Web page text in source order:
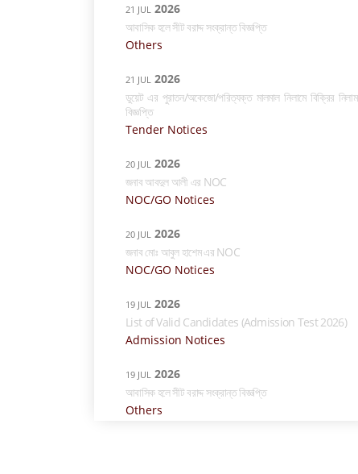
21 JUL 2026
আবাসিক হলে সীট বরাদ্দ সংক্রান্ত বিজ্ঞপ্তি
Others
21 JUL 2026
ডুয়েট এর পুরাতন/অকেজো/পরিত্যক্ত মালমাল নিলামে বিক্রির নিলাম
বিজ্ঞপ্তি
Tender Notices
20 JUL 2026
জনাব আবদুল আলী এর NOC
NOC/GO Notices
20 JUL 2026
জনাব মোঃ আবুল হাশেম এর NOC
NOC/GO Notices
19 JUL 2026
List of Valid Candidates (Admission Test 2026)
Admission Notices
19 JUL 2026
আবাসিক হলে সীট বরাদ্দ সংক্রান্ত বিজ্ঞপ্তি
Others